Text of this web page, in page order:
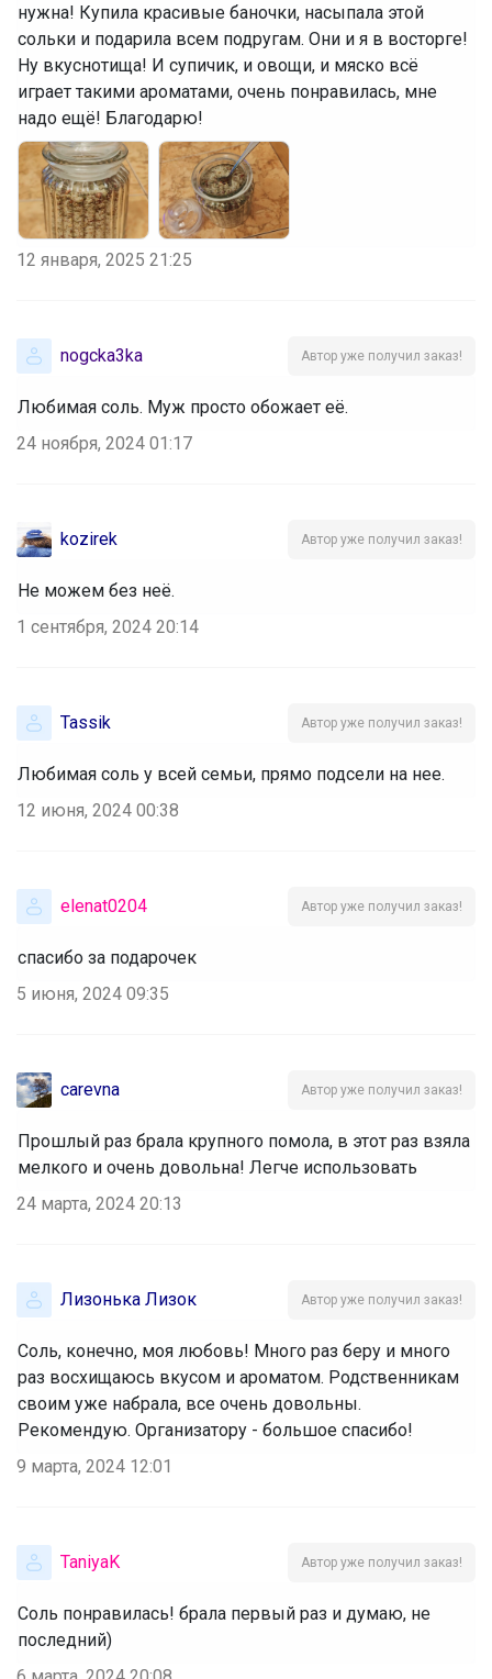
нужна! Купила красивые баночки, насыпала этой
сольки и подарила всем подругам. Они и я в восторге!
Ну вкуснотища! И супичик, и овощи, и мяско всё
играет такими ароматами, очень понравилась, мне
надо ещё! Благодарю!
12 января, 2025 21:25
nogcka3ka Автор уже получил заказ!
Любимая соль. Муж просто обожает её.
24 ноября, 2024 01:17
kozirek Автор уже получил заказ!
Не можем без неё.
1 сентября, 2024 20:14
Tassik Автор уже получил заказ!
Любимая соль у всей семьи, прямо подсели на нее.
12 июня, 2024 00:38
elenat0204 Автор уже получил заказ!
спасибо за подарочек
5 июня, 2024 09:35
carevna Автор уже получил заказ!
Прошлый раз брала крупного помола, в этот раз взяла
мелкого и очень довольна! Легче использовать
24 марта, 2024 20:13
Лизонька Лизок Автор уже получил заказ!
Соль, конечно, моя любовь! Много раз беру и много
раз восхищаюсь вкусом и ароматом. Родственникам
своим уже набрала, все очень довольны.
Рекомендую. Организатору - большое спасибо!
9 марта, 2024 12:01
TaniyaK Автор уже получил заказ!
Соль понравилась! брала первый раз и думаю, не
последний)